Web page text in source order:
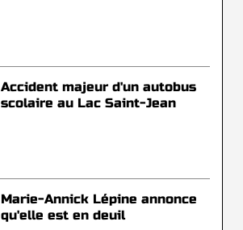
Accident majeur d'un autobus
scolaire au Lac Saint-Jean
Marie-Annick Lépine annonce
qu'elle est en deuil